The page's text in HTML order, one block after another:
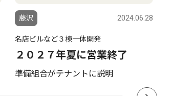
藤沢 2024.06.28
名店ビルなど３棟一体開発
２０２７年夏に営業終了
準備組合がテナントに説明